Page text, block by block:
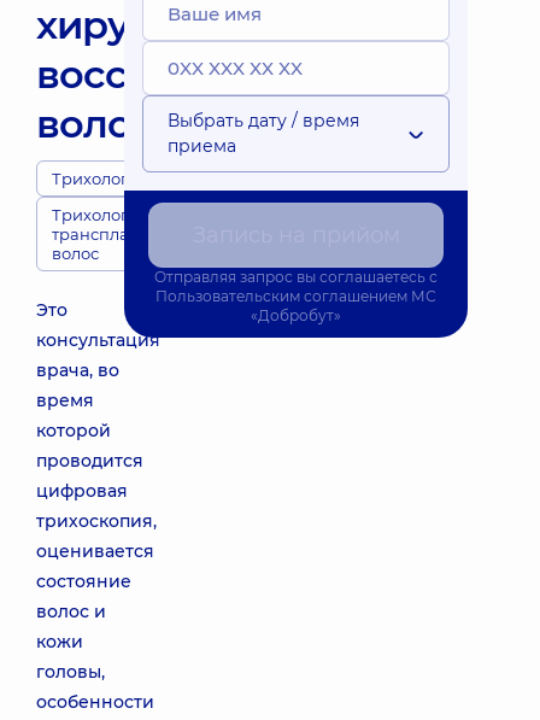
хирургическому
восстановлению
волос
Трихологи
Трихология и
трансплантация
волос
Это
консультация
врача, во
время
которой
проводится
цифровая
трихоскопия,
оценивается
состояние
волос и
кожи
головы,
особенности
Выбрать дату / время
приема
Отправляя запрос вы соглашаетесь с
Пользовательским соглашением МС
«Добробут»